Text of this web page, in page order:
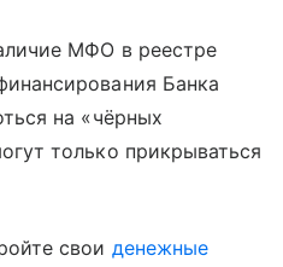
МФО в реестре
Банка
на «чёрных
только прикрываться
свои денежные